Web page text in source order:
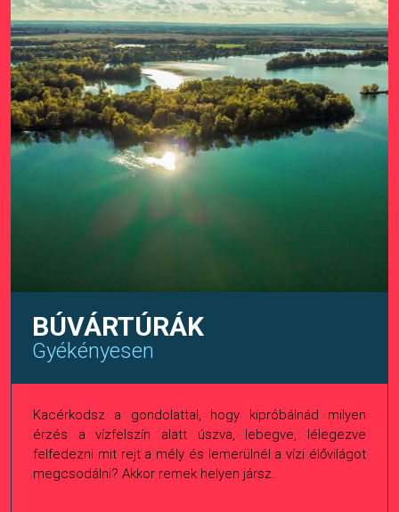
BÚVÁRTÚRÁK
Gyékényesen
Kacérkodsz a gondolattal, hogy kipróbálnád milyen
érzés a vízfelszín alatt úszva, lebegve, lélegezve
felfedezni mit rejt a mély és lemerülnél a vízi élővilágot
megcsodálni? Akkor remek helyen jársz.